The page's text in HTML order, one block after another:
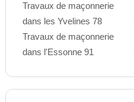
Travaux de maçonnerie
dans les Yvelines 78
Travaux de maçonnerie
dans l'Essonne 91